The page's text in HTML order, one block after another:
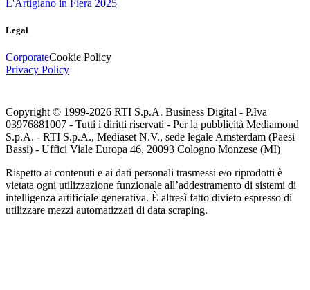
L'Artigiano in Fiera 2025
Legal
CorporateCookie Policy
Privacy Policy
Copyright © 1999-2026 RTI S.p.A. Business Digital - P.Iva
03976881007 - Tutti i diritti riservati - Per la pubblicità Mediamond
S.p.A. - RTI S.p.A., Mediaset N.V., sede legale Amsterdam (Paesi
Bassi) - Uffici Viale Europa 46, 20093 Cologno Monzese (MI)
Rispetto ai contenuti e ai dati personali trasmessi e/o riprodotti è
vietata ogni utilizzazione funzionale all’addestramento di sistemi di
intelligenza artificiale generativa. È altresì fatto divieto espresso di
utilizzare mezzi automatizzati di data scraping.